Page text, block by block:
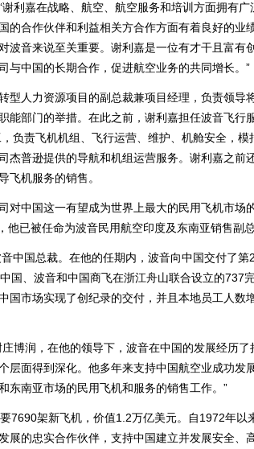
嘉在战略、航空、航空服务和培训方面拥有广
的合作伙伴和利益相关方合作方面有着良好的业
波音来说至关重要。谢利嘉是一位有才干且富有
与中国的长期合作，促进航空业务的共同增长。”
人力资源项目的副总裁兼项目经理，负责领导将
能部门的举措。在此之前，谢利嘉担任波音飞行
负责飞机机组、飞行运营、维护、机舱安全，模
杰普逊提供的导航和机组运营服务。谢利嘉之前
飞机服务的销售。
中国这一有望成为世界上最大的民用飞机市场的
已被任命为波音民用航空印度及东南亚销售副总
国总裁。在他的任期内，波音向中国交付了第
国、波音和中国商飞在浙江舟山联合设立的737
国市场实现了创纪录的交付，并且本地员工人数
润，在他的领导下，波音在中国的发展经历了
层面得到深化。他多年来支持中国航空业成功发
东南亚市场的民用飞机和服务的销售工作。”
架新飞机，价值1.2万亿美元。自1972年以
展的忠实合作伙伴，支持中国建立并发展安全、